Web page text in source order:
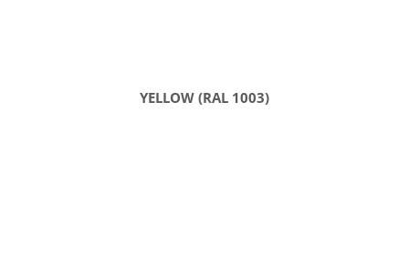
YELLOW (RAL 1003)